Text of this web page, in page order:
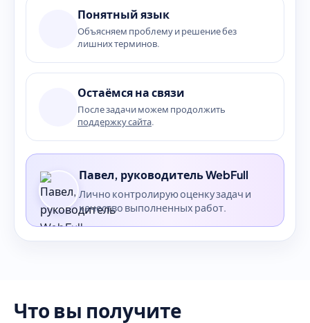
Понятный язык
Объясняем проблему и решение без
лишних терминов.
Остаёмся на связи
После задачи можем продолжить
поддержку сайта.
Павел, руководитель WebFull
Лично контролирую оценку задач и
качество выполненных работ.
Что вы получите